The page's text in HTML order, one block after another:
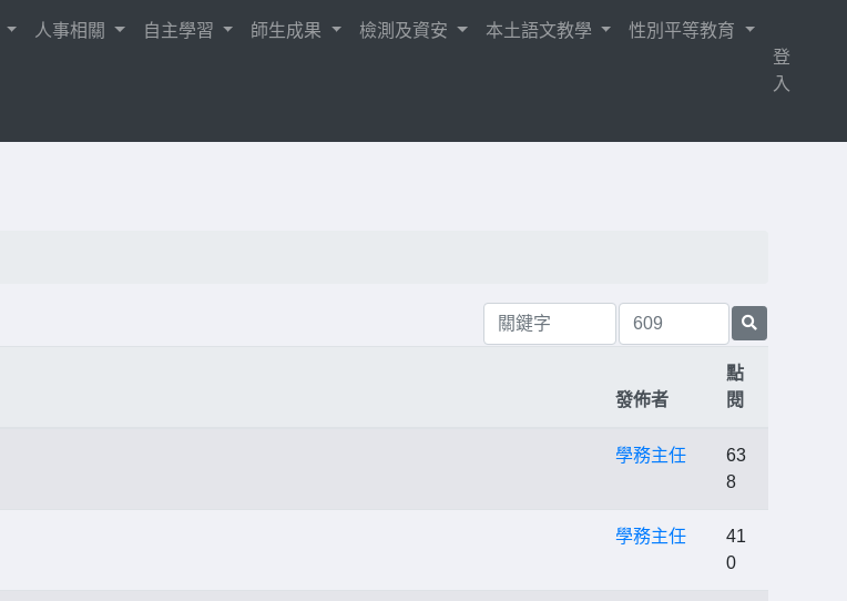
人事相關 自主學習 師生成果 檢測及資安 本土語文教學
性別平等教育
登
入
發佈者
點
閱
學務主任
63
8
學務主任
41
0